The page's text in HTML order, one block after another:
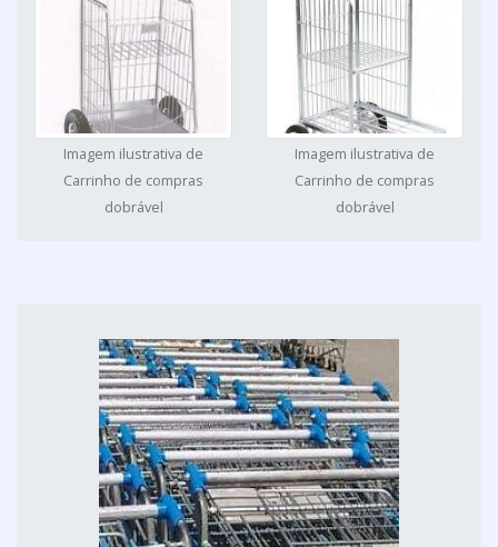
Imagem ilustrativa de
Carrinho de compras
dobrável
Imagem ilustrativa de
Carrinho de compras
dobrável